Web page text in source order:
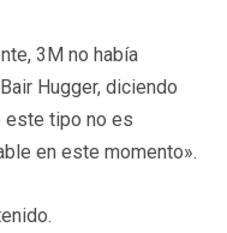
3M no había
Hugger, diciendo
este tipo no es
en este momento».